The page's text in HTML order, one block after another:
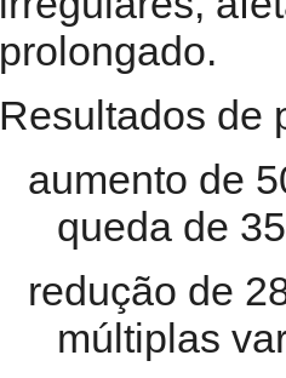
prolongado.
Resultados de
aumento de
queda de
redução de
múltiplas